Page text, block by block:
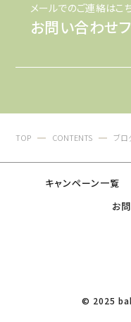
メールでのご連絡はこ
お問い合わせ
TOP CONTENTS ブロ
キャンペーン一覧
お
© 2025